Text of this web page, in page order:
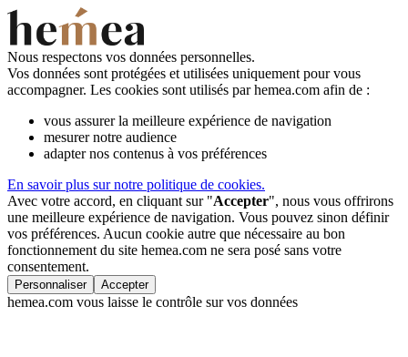
Nous respectons vos données personnelles.
Vos données sont protégées et utilisées uniquement pour vous
accompagner. Les cookies sont utilisés par hemea.com afin de :
vous assurer la meilleure expérience de navigation
mesurer notre audience
adapter nos contenus à vos préférences
En savoir plus sur notre politique de cookies.
Avec votre accord, en cliquant sur "Accepter", nous vous offrirons
une meilleure expérience de navigation. Vous pouvez sinon définir
vos préférences. Aucun cookie autre que nécessaire au bon
fonctionnement du site hemea.com ne sera posé sans votre
consentement.
Personnaliser Accepter
hemea.com vous laisse le contrôle sur vos données